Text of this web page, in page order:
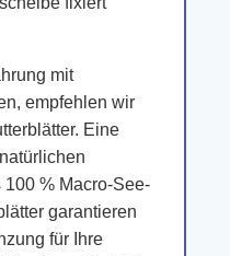
mit
empfehlen wir
Eine
% Macro-See-
garantieren
für Ihre